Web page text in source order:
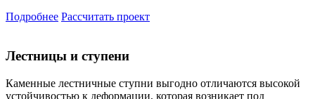
Подробнее Рассчитать проект
Лестницы и ступени
Каменные лестничные ступни выгодно отличаются высокой
устойчивостью к деформации, которая возникает под